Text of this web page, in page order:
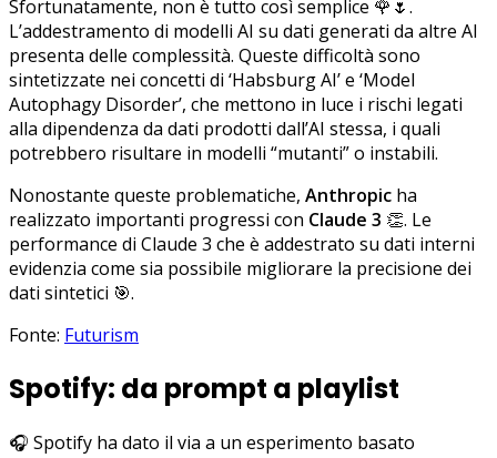
Sfortunatamente, non è tutto così semplice 🌹🌷.
L’addestramento di modelli AI su dati generati da altre AI
presenta delle complessità. Queste difficoltà sono
sintetizzate nei concetti di ‘Habsburg AI’ e ‘Model
Autophagy Disorder’, che mettono in luce i rischi legati
alla dipendenza da dati prodotti dall’AI stessa, i quali
potrebbero risultare in modelli “mutanti” o instabili.
Nonostante queste problematiche, Anthropic ha
realizzato importanti progressi con Claude 3 👏. Le
performance di Claude 3 che è addestrato su dati interni
evidenzia come sia possibile migliorare la precisione dei
dati sintetici 🎯.
Fonte: Futurism
Spotify: da prompt a playlist
🎧 Spotify ha dato il via a un esperimento basato